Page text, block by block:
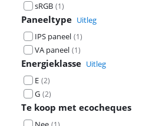
sRGB (1)
Paneeltype Uitleg
IPS paneel (1)
VA paneel (1)
Energieklasse Uitleg
E (2)
G (2)
Te koop met ecocheques